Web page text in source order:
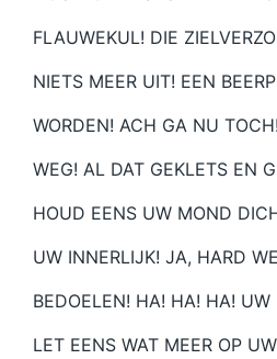
FLAUWEKUL! DIE
NIETS MEER UIT! EEN
WORDEN! ACH GA NU
WEG! AL DAT GEKLETS EN
HOUD EENS UW MOND
UW INNERLIJK! JA, HARD
BEDOELEN! HA! HA! HA! UW
LET EENS WAT MEER OP